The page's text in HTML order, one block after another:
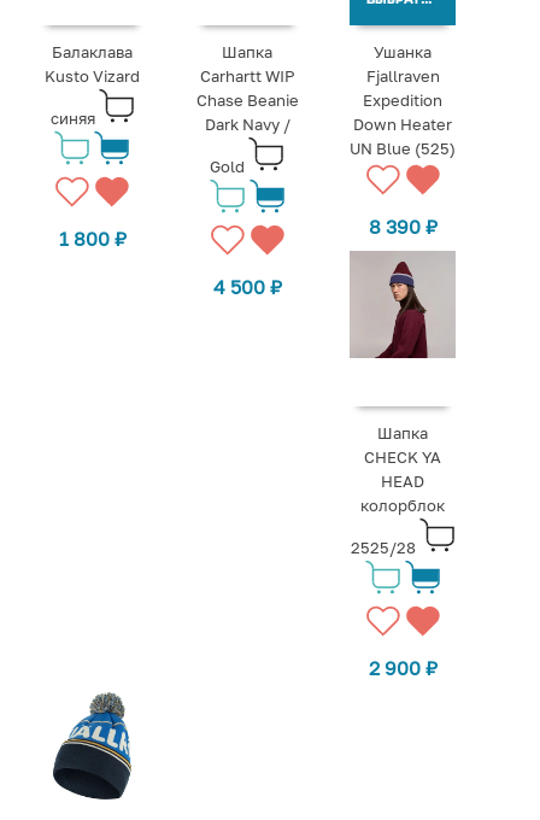
Балаклава
Kusto Vizard
синяя
1 800 ₽
Шапка
Carhartt WIP
Chase Beanie
Dark Navy /
Gold
4 500 ₽
Ушанка
Fjallraven
Expedition
Down Heater
UN Blue (525)
8 390 ₽
Шапка
CHECK YA
HEAD
колорблок
2525/28
2 900 ₽